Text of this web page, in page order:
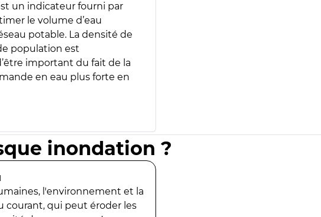
un indicateur fourni par
le volume d’eau
potable. La densité de
population est
important du fait de la
en eau plus forte en
inondation ?
l'environnement et la
courant, qui peut éroder les